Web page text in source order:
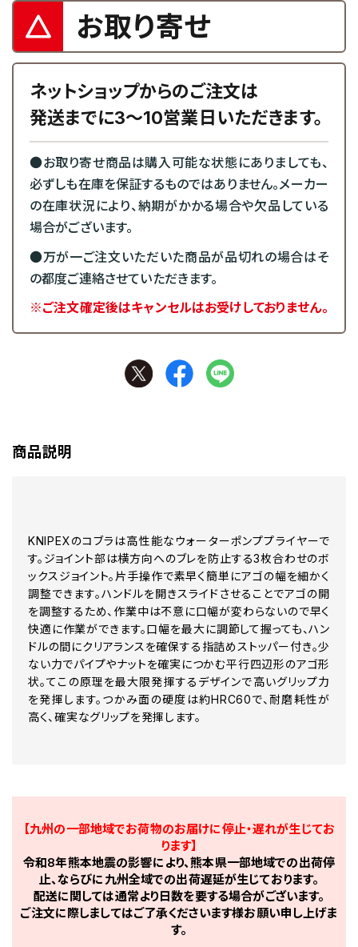
お取り寄せ
ネットショップからのご注文は
発送までに3～10営業日いただきます。
●お取り寄せ商品は購入可能な状態にありましても、
必ずしも在庫を保証するものではありません。メーカー
の在庫状況により、納期がかかる場合や欠品している
場合がございます。
●万が一ご注文いただいた商品が品切れの場合はそ
の都度ご連絡させていただきます。
※ご注文確定後はキャンセルはお受けしておりません。
商品説明
KNIPEXのコブラは高性能なウォーターポンププライヤーで
す。ジョイント部は横方向へのブレを防止する3枚合わせのボ
ックスジョイント。片手操作で素早く簡単にアゴの幅を細かく
調整できます。ハンドルを開きスライドさせることでアゴの開
を調整するため、作業中は不意に口幅が変わらないので早く
快適に作業ができます。口幅を最大に調節して握っても、ハン
ドルの間にクリアランスを確保する指詰めストッパー付き。少
ない力でパイプやナットを確実につかむ平行四辺形のアゴ形
状。てこの原理を最大限発揮するデザインで高いグリップ力
を発揮します。つかみ面の硬度は約HRC60で、耐磨耗性が
高く、確実なグリップを発揮します。
【九州の一部地域でお荷物のお届けに停止・遅れが生じてお
ります】
令和8年熊本地震の影響により、熊本県一部地域での出荷停
止、ならびに九州全域での出荷遅延が生じております。
配送に関しては通常より日数を要する場合がございます。
ご注文に際しましてはご了承くださいます様お願い申し上げま
す。